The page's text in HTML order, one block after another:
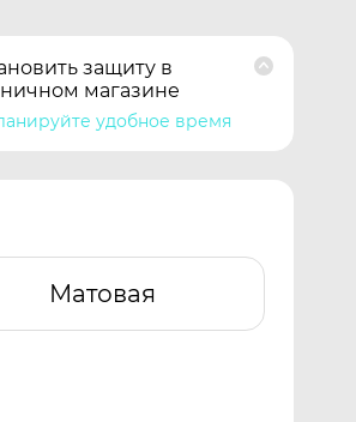
защиту в
магазине
удобное время
Матовая